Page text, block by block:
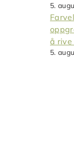
5.
å rive
5.